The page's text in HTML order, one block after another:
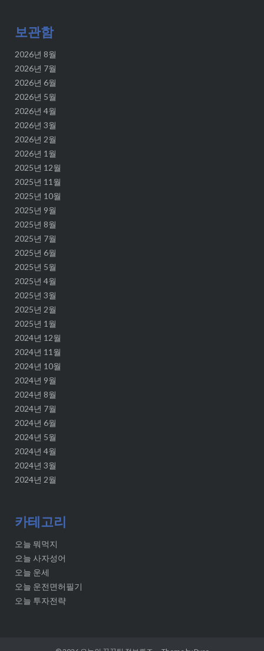
보관함
2026년 8월
2026년 7월
2026년 6월
2026년 5월
2026년 4월
2026년 3월
2026년 2월
2026년 1월
2025년 12월
2025년 11월
2025년 10월
2025년 9월
2025년 8월
2025년 7월
2025년 6월
2025년 5월
2025년 4월
2025년 3월
2025년 2월
2025년 1월
2024년 12월
2024년 11월
2024년 10월
2024년 9월
2024년 8월
2024년 7월
2024년 6월
2024년 5월
2024년 4월
2024년 3월
2024년 2월
카테고리
오늘 뭐먹지
오늘 사자성어
오늘 운세
오늘 운전면허필기
오늘 투자전략